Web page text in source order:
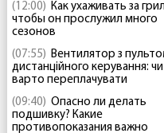
(12:00) Как ухаживать за
чтобы он прослужил много
сезонов
(07:55) Вентилятор з
дистанційного керування: чи
варто переплачувати
(09:40) Опасно ли делать
подшивку? Какие
противопоказания важно